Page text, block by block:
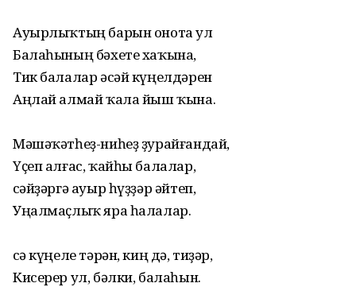
Ауырлыҡтың барын онота ул
Балаһының бәхете хаҡына,
Тик балалар әсәй күңелдәрен
Аңлай алмай ҡала йыш ҡына.
Мәшәҡәтһеҙ-ниһеҙ ҙурайғандай,
Үҫеп алғас, ҡайһы балалар,
Әсәйҙәргә ауыр һүҙҙәр әйтеп,
Уңалмаҫлыҡ яра һалалар.
Әсә күңеле тәрән, киң дә, тиҙәр,
Кисерер ул, бәлки, балаһын.